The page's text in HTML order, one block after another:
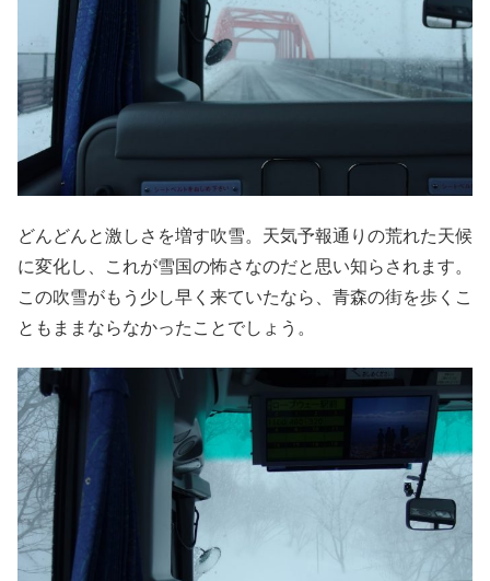
どんどんと激しさを増す吹雪。天気予報通りの荒れた天候
に変化し、これが雪国の怖さなのだと思い知らされます。
この吹雪がもう少し早く来ていたなら、青森の街を歩くこ
ともままならなかったことでしょう。